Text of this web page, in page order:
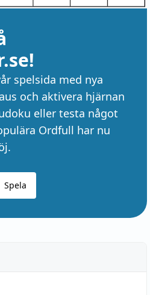
spelsida med nya
och aktivera hjärnan
eller testa något
Ordfull har nu
Spela